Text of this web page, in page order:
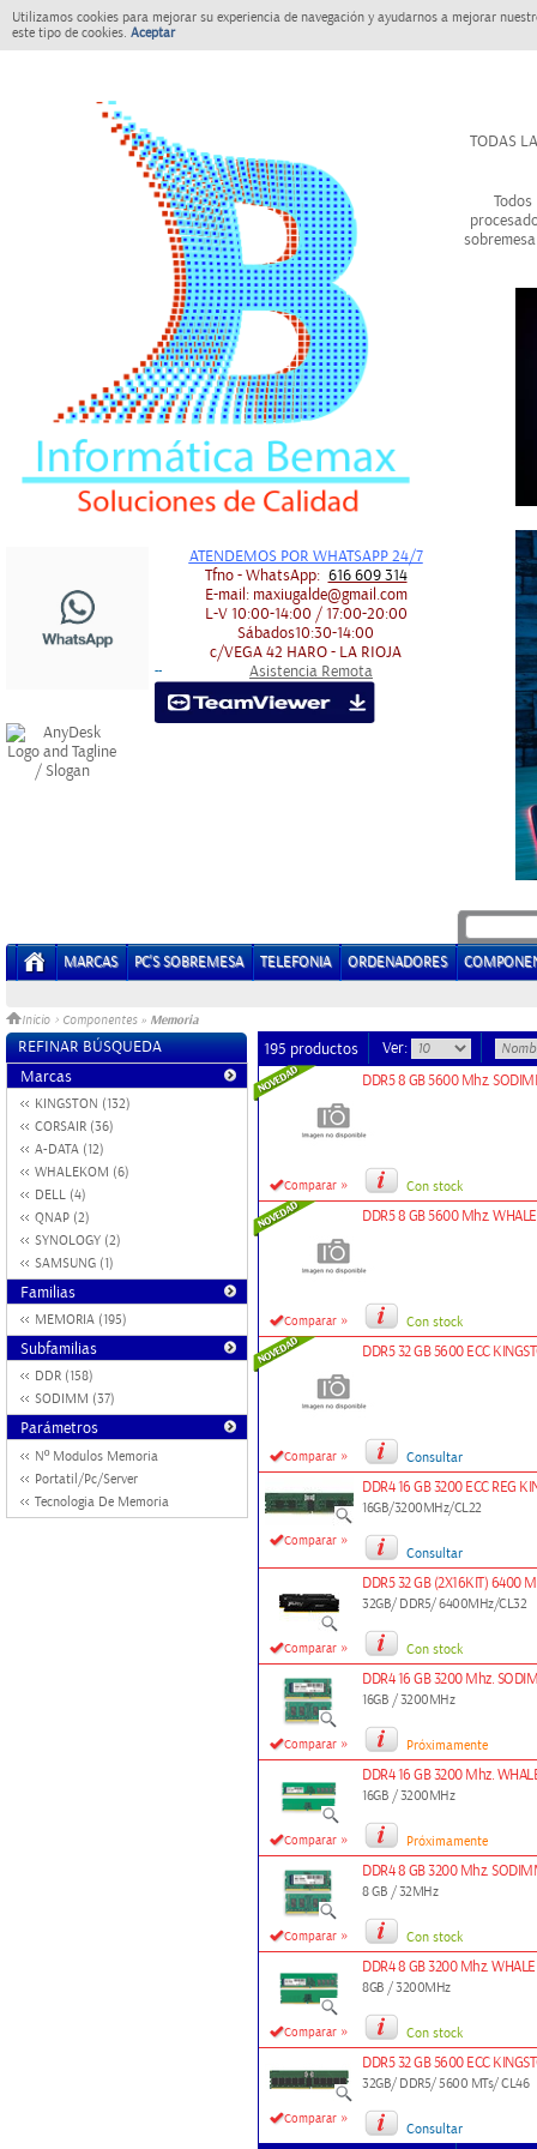
Utilizamos cookies para mejorar su experiencia de navegación y ayudarnos a mejorar
este tipo de cookies. Aceptar
ATENDEMOS POR WHATSAPP 24/7
Tfno - WhatsApp: 616 609 314
E-mail:maxiugalde@gmail.com
L-V10:00-14:00 / 17:00-20:00
Sábados10:30-14:00
c/VEGA 42 HARO - LA RIOJA
-- Asistencia Remota
TODAS
MARCAS PC'S SOBREMESA TELEFONIA ORDENADORES
Inicio > Componentes » Memoria
REFINAR BÚSQUEDA
Marcas
KINGSTON (132)
CORSAIR (36)
A-DATA (12)
WHALEKOM (6)
DELL (4)
QNAP (2)
SYNOLOGY (2)
SAMSUNG (1)
Familias
MEMORIA (195)
Subfamilias
DDR (158)
SODIMM (37)
Parámetros
Nº Modulos Memoria
Portatil/Pc/Server
Tecnologia De Memoria
195 productos Ver:
Comparar »
DDR5 8 GB 5600 Mhz.
Con stock
Comparar »
DDR5 8 GB 5600 Mhz.
Con stock
Comparar »
DDR5 32 GB 5600 ECC
Consultar
Comparar »
DDR4 16 GB 3200 ECC REG
16GB/3200MHz/CL22
Consultar
Comparar »
DDR5 32 GB (2X16KIT) 6400
32GB/ DDR5/ 6400MHz/CL32
Con stock
Comparar »
DDR4 16 GB 3200 Mhz.
16GB / 3200MHz
Próximamente
Comparar »
DDR4 16 GB 3200 Mhz.
16GB / 3200MHz
Próximamente
Comparar »
DDR4 8 GB 3200 Mhz.
8 GB / 32MHz
Con stock
Comparar »
DDR4 8 GB 3200 Mhz.
8GB / 3200MHz
Con stock
Comparar »
DDR5 32 GB 5600 ECC
32GB/ DDR5/ 5600 MTs/ CL46
Consultar